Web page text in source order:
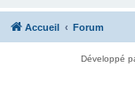
Accueil Forum
Développé